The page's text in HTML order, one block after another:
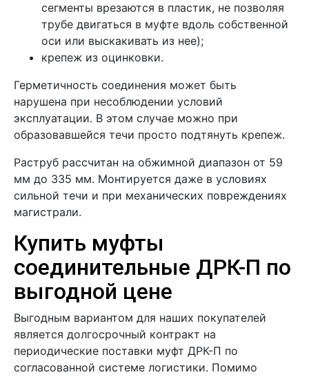
сегменты врезаются в пластик, не позволяя
трубе двигаться в муфте вдоль собственной
оси или выскакивать из нее);
крепеж из оцинковки.
Герметичность соединения может быть
нарушена при несоблюдении условий
эксплуатации. В этом случае можно при
образовавшейся течи просто подтянуть крепеж.
Раструб рассчитан на обжимной диапазон от 59
мм до 335 мм. Монтируется даже в условиях
сильной течи и при механических повреждениях
магистрали.
Купить муфты
соединительные ДРК-П по
выгодной цене
Выгодным вариантом для наших покупателей
является долгосрочный контракт на
периодические поставки муфт ДРК-П по
согласованной системе логистики. Помимо